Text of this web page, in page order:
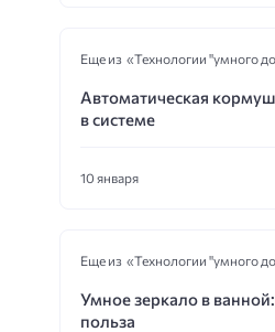
Еще из «Технологии "умного
Автоматическая
в системе
10 января
Еще из «Технологии "умного
Умное зеркало в
польза